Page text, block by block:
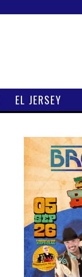
EL JERSEY